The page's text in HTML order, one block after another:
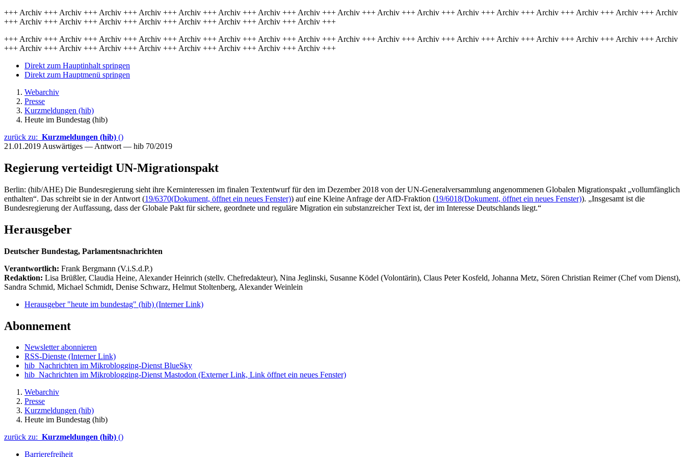
+++ Archiv +++ Archiv +++ Archiv +++ Archiv +++ Archiv +++ Archiv +++ Archiv +++ Archiv +++ Archiv +++ Archiv +++ Archiv +++ Archiv +++ Archiv +++ Archiv +++ Archiv +++ Archiv +++ Archiv
+++ Archiv +++ Archiv +++ Archiv +++ Archiv +++ Archiv +++ Archiv +++ Archiv +++ Archiv +++
+++ Archiv +++ Archiv +++ Archiv +++ Archiv +++ Archiv +++ Archiv +++ Archiv +++ Archiv +++ Archiv +++ Archiv +++ Archiv +++ Archiv +++ Archiv +++ Archiv +++ Archiv +++ Archiv +++ Archiv
+++ Archiv +++ Archiv +++ Archiv +++ Archiv +++ Archiv +++ Archiv +++ Archiv +++ Archiv +++
Direkt zum Hauptinhalt springen
Direkt zum Hauptmenü springen
Webarchiv
Presse
Kurzmeldungen (hib)
Heute im Bundestag (hib)
zurück zu: Kurzmeldungen (hib) ()
21.01.2019 Auswärtiges — Antwort — hib 70/2019
Regierung verteidigt UN-Migrationspakt
Berlin: (hib/AHE) Die Bundesregierung sieht ihre Kerninteressen im finalen Textentwurf für den im Dezember 2018 von der UN-Generalversammlung angenommenen Globalen Migrationspakt „vollumfänglich
enthalten“. Das schreibt sie in der Antwort (19/6370(Dokument, öffnet ein neues Fenster)) auf eine Kleine Anfrage der AfD-Fraktion (19/6018(Dokument, öffnet ein neues Fenster)). „Insgesamt ist die
Bundesregierung der Auffassung, dass der Globale Pakt für sichere, geordnete und reguläre Migration ein substanzreicher Text ist, der im Interesse Deutschlands liegt.“
Herausgeber
Deutscher Bundestag, Parlamentsnachrichten
Verantwortlich: Frank Bergmann (V.i.S.d.P.)
Redaktion: Lisa Brüßler, Claudia Heine, Alexander Heinrich (stellv. Chefredakteur), Nina Jeglinski, Susanne Ködel (Volontärin), Claus Peter Kosfeld, Johanna Metz, Sören Christian Reimer (Chef vom Dienst),
Sandra Schmid, Michael Schmidt, Denise Schwarz, Helmut Stoltenberg, Alexander Weinlein
Herausgeber "heute im bundestag" (hib) (Interner Link)
Abonnement
Newsletter abonnieren
RSS-Dienste (Interner Link)
hib_Nachrichten im Mikroblogging-Dienst BlueSky
hib_Nachrichten im Mikroblogging-Dienst Mastodon (Externer Link, Link öffnet ein neues Fenster)
Webarchiv
Presse
Kurzmeldungen (hib)
Heute im Bundestag (hib)
zurück zu: Kurzmeldungen (hib) ()
Barrierefreiheit